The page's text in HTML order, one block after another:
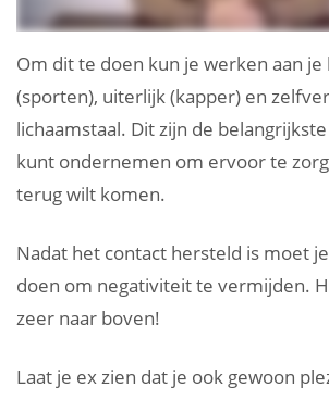
Om dit te doen kun je werken aan je
(sporten), uiterlijk (kapper) en
lichaamstaal. Dit zijn de
kunt ondernemen om ervoor te
terug wilt komen.
Nadat het contact hersteld is moet
doen om negativiteit te vermijden.
zeer naar boven!
Laat je ex zien dat je ook gewoon